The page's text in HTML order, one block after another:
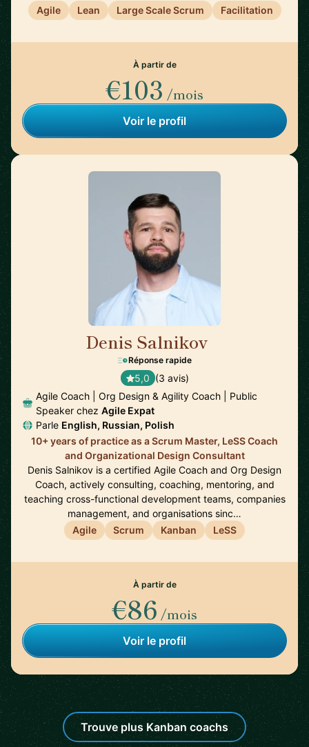
Agile
Lean Large Scale Scrum Facilitation
À partir de
€103 /mois
Voir le profil
Denis Salnikov
Réponse rapide
5,0 (3 avis)
Agile Coach | Org Design & Agility Coach | Public
Speaker chez Agile Expat
Parle English, Russian, Polish
10+ years of practice as a Scrum Master, LeSS Coach
and Organizational Design Consultant
Denis Salnikov is a certified Agile Coach and Org Design
Coach, actively consulting, coaching, mentoring, and
teaching cross-functional development teams, companies
management, and organisations sinc…
Agile
Scrum Kanban LeSS
À partir de
€86 /mois
Voir le profil
Trouve plus Kanban coachs